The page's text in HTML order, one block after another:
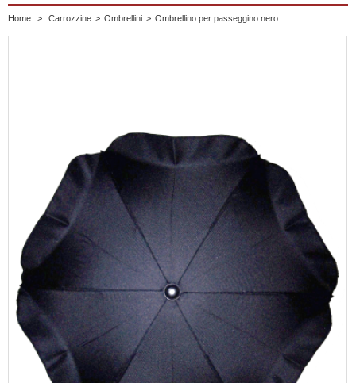
Home > Carrozzine > Ombrellini > Ombrellino per passeggino nero